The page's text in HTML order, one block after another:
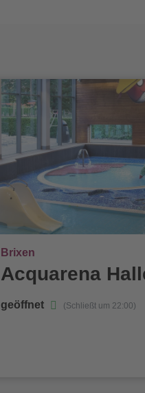
Ort
Brixen
Acquarena
geöffnet (Schließt um 22:00)